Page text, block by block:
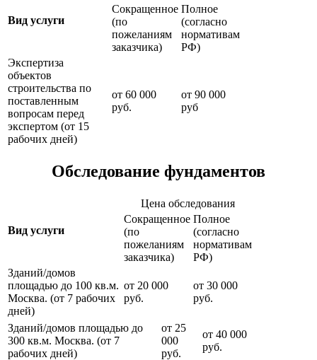
Вид услуги
Сокращенное
(по
пожеланиям
заказчика)
Полное
(согласно
нормативам
РФ)
Экспертиза
объектов
строительства по
поставленным
вопросам перед
экспертом (от 15
рабочих дней)
от 60 000
руб.
от 90 000
руб
Обследование фундаментов
Вид услуги
Цена обследования
Сокращенное
(по
пожеланиям
заказчика)
Полное
(согласно
нормативам
РФ)
Зданий/домов
площадью до 100 кв.м.
Москва. (от 7 рабочих
дней)
от 20 000
руб.
от 30 000
руб.
Зданий/домов площадью до
300 кв.м. Москва. (от 7
рабочих дней)
от 25
000
руб.
от 40 000
руб.